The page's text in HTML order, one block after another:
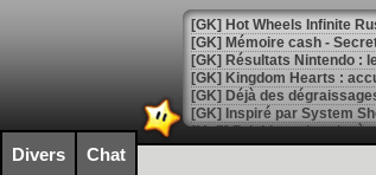
[GK] Hot Wheels Infinite
[GK] Mémoire cash -
[GK] Résultats Nintendo :
[GK] Déjà des
[Mo5] Brickboy cherche à
[GK] Minecraft et ses «
Divers Chat